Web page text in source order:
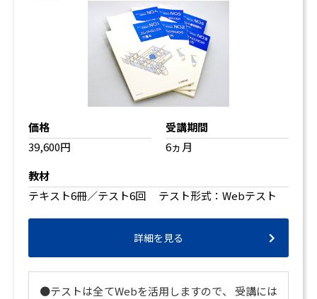
価格
39,600円
受講期間
6ヵ月
教材
テキスト6冊／テスト6回 テスト形式：Webテスト
詳細を見る
●テストは全てWebを活用しますので、 受講には